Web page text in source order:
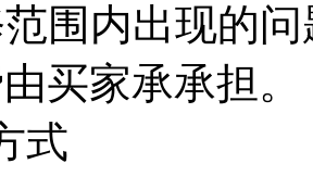
围内出现的
买家承承担。
式